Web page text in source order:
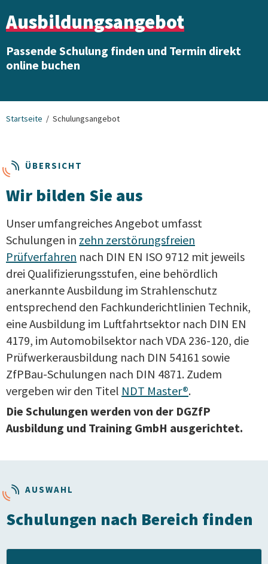
Ausbildungsangebot
Passende Schulung finden und Termin direkt
online buchen
Startseite Schulungsangebot
ÜBERSICHT
Wir bilden Sie aus
Unser umfangreiches Angebot umfasst
Schulungen in zehn zerstörungsfreien
Prüfverfahren nach DIN EN ISO 9712 mit jeweils
drei Qualifizierungsstufen, eine behördlich
anerkannte Ausbildung im Strahlenschutz
entsprechend den Fachkunderichtlinien Technik,
eine Ausbildung im Luftfahrtsektor nach DIN EN
4179, im Automobilsektor nach VDA 236-120, die
Prüfwerkerausbildung nach DIN 54161 sowie
ZfPBau-Schulungen nach DIN 4871. Zudem
vergeben wir den Titel NDT Master®.
Die Schulungen werden von der DGZfP
Ausbildung und Training GmbH ausgerichtet.
AUSWAHL
Schulungen nach Bereich finden